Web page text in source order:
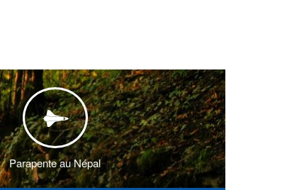
Parapente au Népal